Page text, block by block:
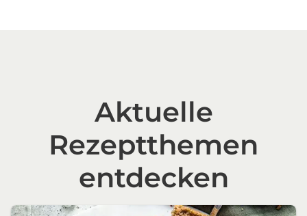
Aktuelle
Rezeptthemen
entdecken